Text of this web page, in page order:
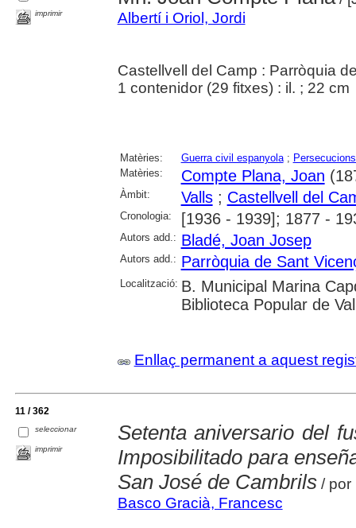
imprimir
Albertí i Oriol, Jordi
Castellvell del Camp : Parròquia
1 contenidor (29 fitxes) : il. ; 22 cm
Matèries: Guerra civil espanyola;
Matèries:
Compte Plana, Joan
Àmbit: Valls; Castellvell del
Cronologia: [1936 - 1939]; 1877 -
Autors add.: Bladé, Joan Josep
Autors add.: Parròquia de Sant
Localització: B. Municipal Marina
Biblioteca Popular de
Enllaç permanent a aquest
11 / 362
seleccionar
imprimir
Setenta aniversario del
Imposibilitado para
San José de Cambrils/ por
Basco Gracià, Francesc